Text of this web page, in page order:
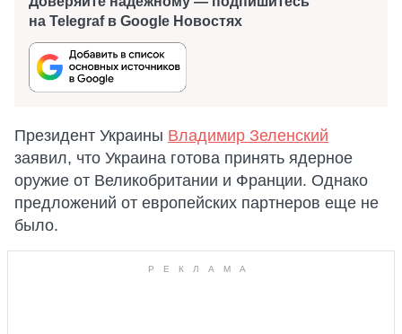
на Telegraf в Google Новостях
Президент Украины Владимир Зеленский
заявил, что Украина готова принять ядерное
оружие от Великобритании и Франции. Однако
предложений от европейских партнеров еще не
было.